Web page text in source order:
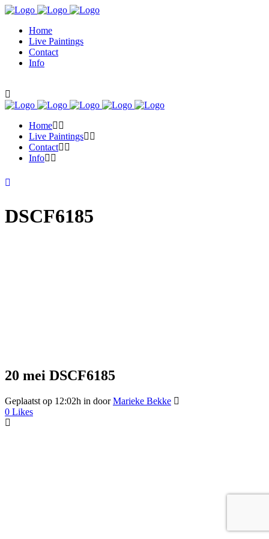
Home
Live Paintings
Contact
Info
Home
Live Paintings
Contact
Info
DSCF6185
20 mei DSCF6185
Geplaatst op 12:02h in doorMarieke Bekke
0 Likes